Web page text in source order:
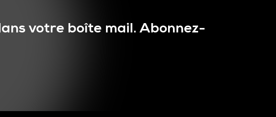
votre boîte mail. Abonnez-